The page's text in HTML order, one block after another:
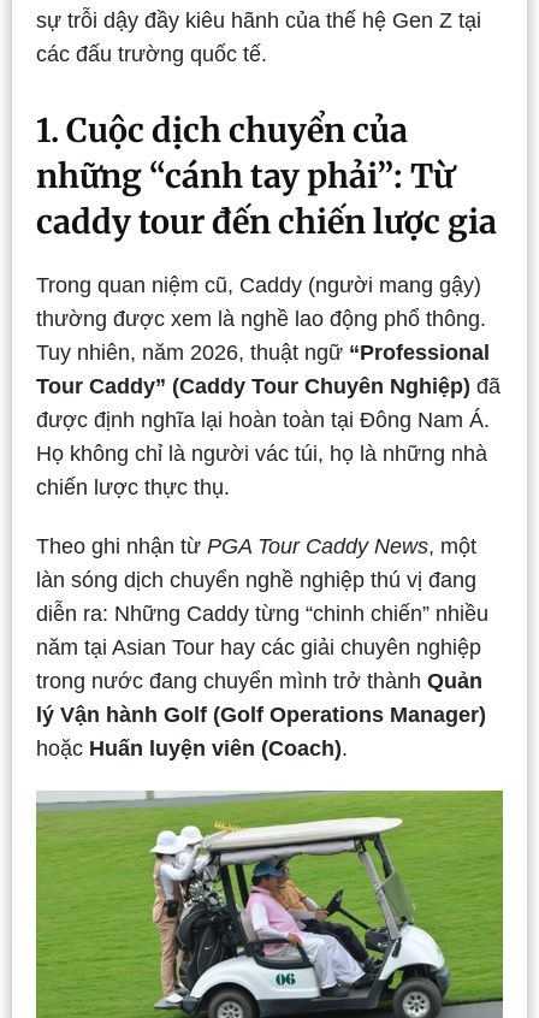
sự trỗi dậy đầy kiêu hãnh của thế hệ Gen Z tại
các đấu trường quốc tế.
1. Cuộc dịch chuyển của
những “cánh tay phải”: Từ
caddy tour đến chiến lược gia
Trong quan niệm cũ, Caddy (người mang gậy)
thường được xem là nghề lao động phổ thông.
Tuy nhiên, năm 2026, thuật ngữ “Professional
Tour Caddy” (Caddy Tour Chuyên Nghiệp) đã
được định nghĩa lại hoàn toàn tại Đông Nam Á.
Họ không chỉ là người vác túi, họ là những nhà
chiến lược thực thụ.
Theo ghi nhận từ PGA Tour Caddy News, một
làn sóng dịch chuyển nghề nghiệp thú vị đang
diễn ra: Những Caddy từng “chinh chiến” nhiều
năm tại Asian Tour hay các giải chuyên nghiệp
trong nước đang chuyển mình trở thành Quản
lý Vận hành Golf (Golf Operations Manager)
hoặc Huấn luyện viên (Coach).